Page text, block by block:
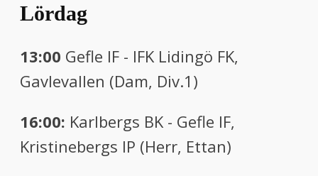
Lördag
13:00 Gefle IF - IFK Lidingö FK,
Gavlevallen (Dam, Div.1)
16:00: Karlbergs BK - Gefle IF,
Kristinebergs IP (Herr, Ettan)